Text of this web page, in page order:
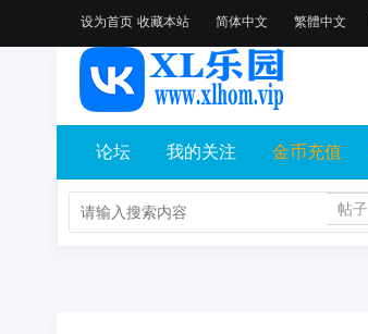
设为首页 收藏本站 简体中文 繁體中文
论坛 我的关注 金币充值
帖子